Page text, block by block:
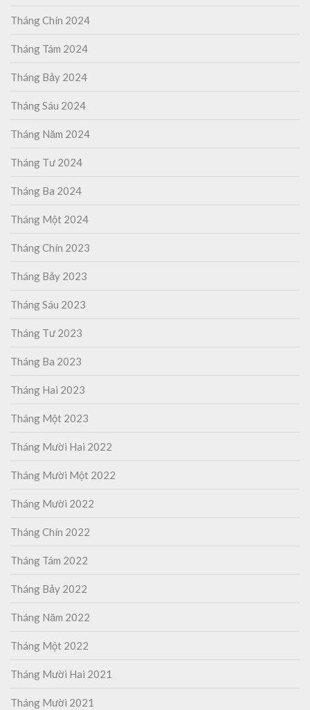
Tháng Chín 2024
Tháng Tám 2024
Tháng Bảy 2024
Tháng Sáu 2024
Tháng Năm 2024
Tháng Tư 2024
Tháng Ba 2024
Tháng Một 2024
Tháng Chín 2023
Tháng Bảy 2023
Tháng Sáu 2023
Tháng Tư 2023
Tháng Ba 2023
Tháng Hai 2023
Tháng Một 2023
Tháng Mười Hai 2022
Tháng Mười Một 2022
Tháng Mười 2022
Tháng Chín 2022
Tháng Tám 2022
Tháng Bảy 2022
Tháng Năm 2022
Tháng Một 2022
Tháng Mười Hai 2021
Tháng Mười 2021